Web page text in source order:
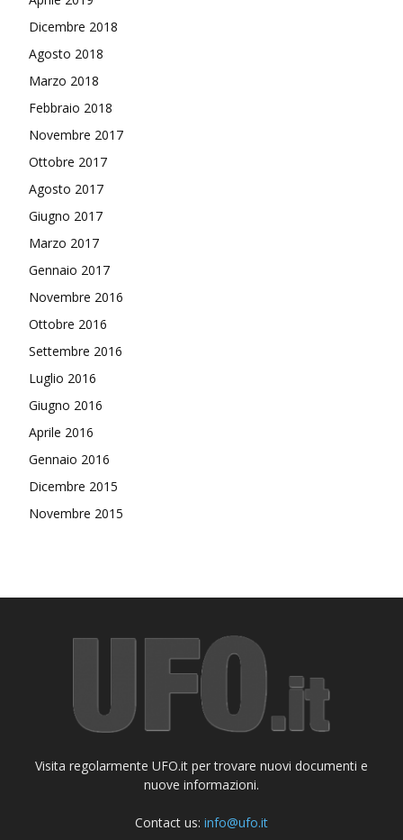
Dicembre 2018
Agosto 2018
Marzo 2018
Febbraio 2018
Novembre 2017
Ottobre 2017
Agosto 2017
Giugno 2017
Marzo 2017
Gennaio 2017
Novembre 2016
Ottobre 2016
Settembre 2016
Luglio 2016
Giugno 2016
Aprile 2016
Gennaio 2016
Dicembre 2015
Novembre 2015
Visita regolarmente UFO.it per trovare nuovi documenti e
nuove informazioni.
Contact us: info@ufo.it